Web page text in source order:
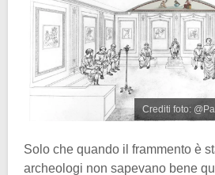
Crediti foto:
Solo che quando il frammento è
archeologi non sapevano bene